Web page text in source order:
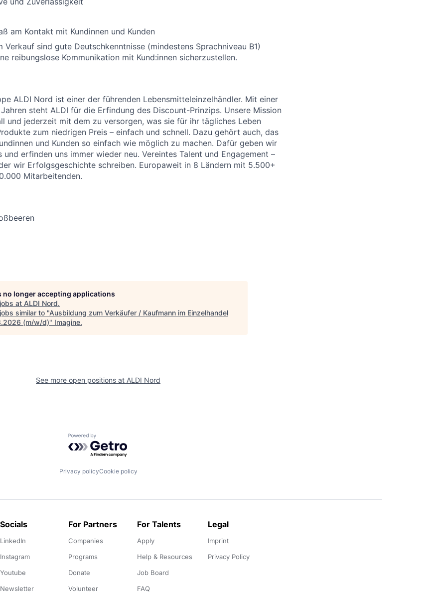
am Kontakt mit Kundinnen und Kunden
Verkauf sind gute Deutschkenntnisse (mindestens Sprachniveau B1)
reibungslose Kommunikation mit Kund:innen sicherzustellen.
ALDI Nord ist einer der führenden Lebensmitteleinzelhändler. Mit einer
steht ALDI für die Erfindung des Discount-Prinzips. Unsere Mission
und jederzeit mit dem zu versorgen, was sie für ihr tägliches Leben
zum niedrigen Preis – einfach und schnell. Dazu gehört auch, das
und Kunden so einfach wie möglich zu machen. Dafür geben wir
und erfinden uns immer wieder neu. Vereintes Talent und Engagement –
wir Erfolgsgeschichte schreiben. Europaweit in 8 Ländern mit 5.500+
Mitarbeitenden.
no longer accepting applications
at ALDI Nord.
similar to "Ausbildung zum Verkäufer / Kaufmann im Einzelhandel
(m/w/d)" Imagine.
See more open positions at ALDI Nord
Powered by Getro.com
Privacy policyCookie policy
Socials
LinkedIn
Instagram
Youtube
Newsletter
For Partners
Companies
Programs
Donate
Volunteer
For Talents
Apply
Help & Resources
Job Board
FAQ
Legal
Imprint
Privacy Policy